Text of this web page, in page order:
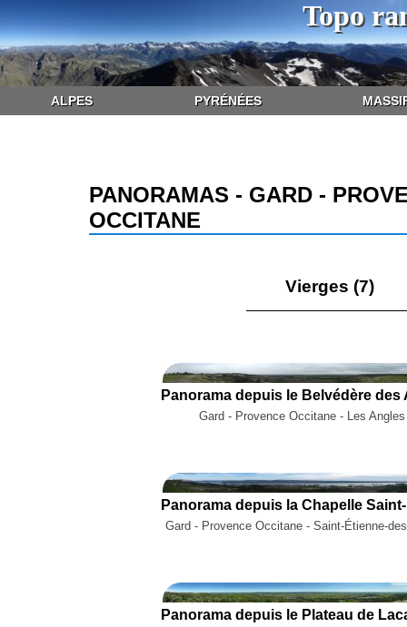
Topo
ALPES PYRÉNÉES
PANORAMAS - GARD -
OCCITANE
Vierges (7)
Gard - Provence Occitane - Les
Gard - Provence Occitane - Saint-Étienne-